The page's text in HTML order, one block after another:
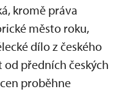
kromě práva
město roku,
dílo z českého
předních českých
proběhne